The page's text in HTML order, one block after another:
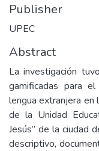
Publisher
UPEC
Abstract
La investigación
gamificadas para
lengua extranjera en
de la Unidad
Jesús” de la ciudad
descriptivo,